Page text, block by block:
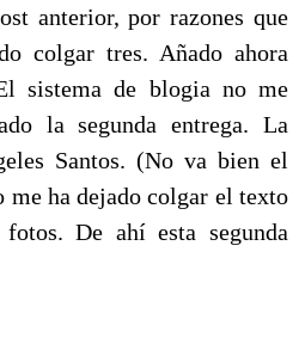
anterior, por razones que
colgar tres. Añado ahora
sistema de blogia no me
la segunda entrega. La
Santos. (No va bien el
me ha dejado colgar el texto
De ahí esta segunda